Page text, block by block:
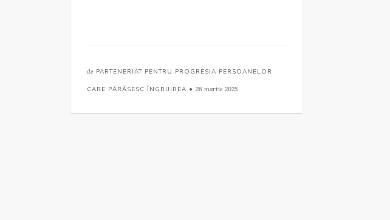
de PARTENERIAT PENTRU PROGRESIA PERSOANELOR
CARE PĂRĂSESC ÎNGRIJIREA • 26 martie 2025